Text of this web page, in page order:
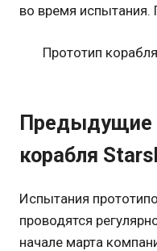
Прототип
Предыдущие
корабля
Испытания
проводятся
начале марта